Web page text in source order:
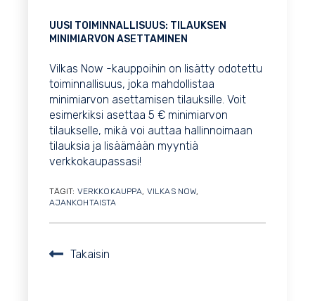
UUSI TOIMINNALLISUUS: TILAUKSEN
MINIMIARVON ASETTAMINEN
Vilkas Now -kauppoihin on lisätty odotettu
toiminnallisuus, joka mahdollistaa
minimiarvon asettamisen tilauksille. Voit
esimerkiksi asettaa 5 € minimiarvon
tilaukselle, mikä voi auttaa hallinnoimaan
tilauksia ja lisäämään myyntiä
verkkokaupassasi!
TÄGIT: VERKKOKAUPPA VILKAS NOW
AJANKOHTAISTA
Takaisin